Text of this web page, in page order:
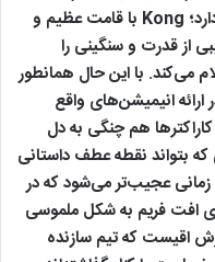
بین، طراحی تایتان‌ها جلوه‌ای چشم‌نواز دارد؛ Kong با قامت عظیم و
از قدرت و سنگینی را
می‌کند. با این حال همانطور
ارائه انیمیشن‌های واقع
هم چنگی به دل
بتواند نقطه عطف داستانی
زمانی‌ عجیب‌تر می‌شود که در
افت فریم به شکل ملموسی
اقیست که تیم سازنده